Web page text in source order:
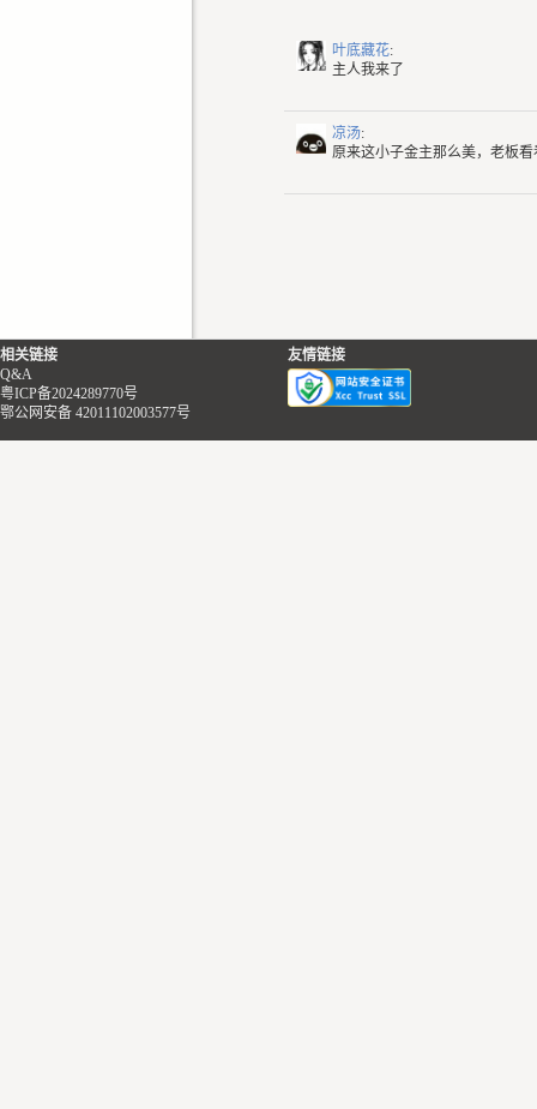
叶底藏花:
主人我来了
凉汤:
原来这小子金主那么美，老板
相关链接
Q&A
粤ICP备2024289770号
鄂公网安备 42011102003577号
友情链接